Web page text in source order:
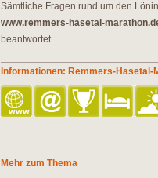
Sämtliche Fragen rund um den
www.remmers-hasetal-
beantwortet
Informationen: Remmers-Hasetal-
Mehr zum Thema